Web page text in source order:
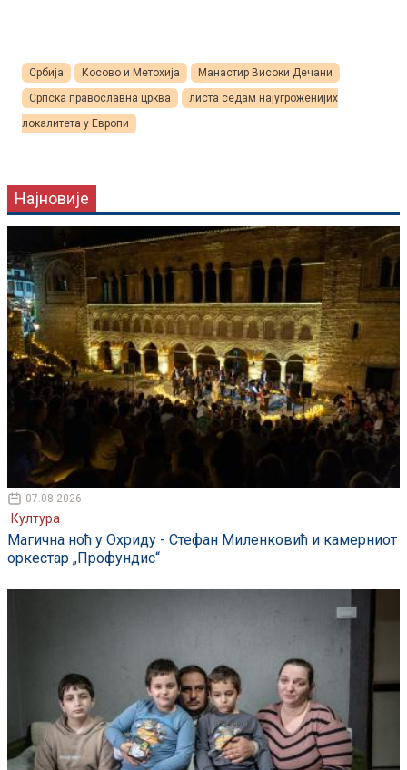
Србија Косово и Метохија
Манастир Високи Дечани
Српска православна црква
листа седам најугроженијих
локалитета у Европи
Најновије
07.08.2026
Култура
Магична ноћ у Охриду - Стефан Миленковић и камерниот
оркестар „Профундис“